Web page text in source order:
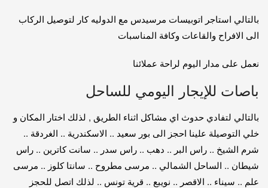
بالتالي استاجر اتوبيسات مرسيدس مع الدوليه كار لتوصيل الركاب
الى الافراح والقاعات وكافة المناسبات
نعمل على مدار اليوم لراحة عملائنا
باصات للإيجار اليومي للساحل
بالتالي لتفادي حدوث اي مشاكل اثناء الطريق , لذلك اختار المكان و
خلي التوصيلة علينا احجز الى بور سعيد .. الاسكندرية .. الغردقة ..
شرم الشيخ .. راس البر .. دهب .. راس سدر .. سانت كاترين .. راس
شيطان .. الساحل الشمالي .. مرسى مطروح .. سانتا كلوز .. مرسى
علم .. سيناء .. الاقصر .. نويبع .. قرية تونس .. لذلك اتصل للحجز